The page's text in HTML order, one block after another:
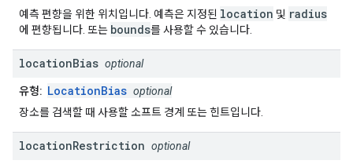
예측 편향을 위한 위치입니다. 예측은 지정된 location 및 radius
에 편향됩니다. 또는 bounds를 사용할 수 있습니다.
locationBias optional
유형: LocationBias optional
장소를 검색할 때 사용할 소프트 경계 또는 힌트입니다.
locationRestriction optional